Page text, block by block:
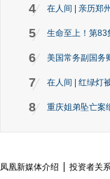
4 在人间 | 亲历郑
5 生命至上！第83
6 美国常务副国务
7 在人间 | 红绿灯
8 重庆姐弟坠亡案
凤凰新媒体介绍 投资者关